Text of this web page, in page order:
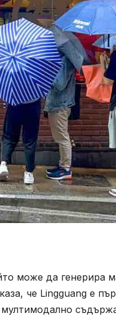
може да генерира
че Lingguang е